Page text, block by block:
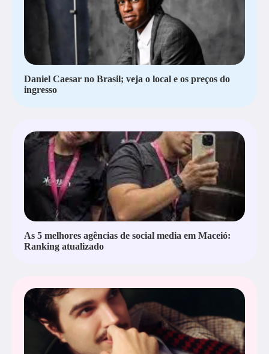
Daniel Caesar no Brasil; veja o local e os preços do
ingresso
As 5 melhores agências de social media em Maceió:
Ranking atualizado